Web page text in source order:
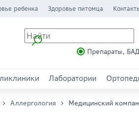
ребенка Здоровье питомца
Препараты,
Лаборатории
Аллергология Медицинский